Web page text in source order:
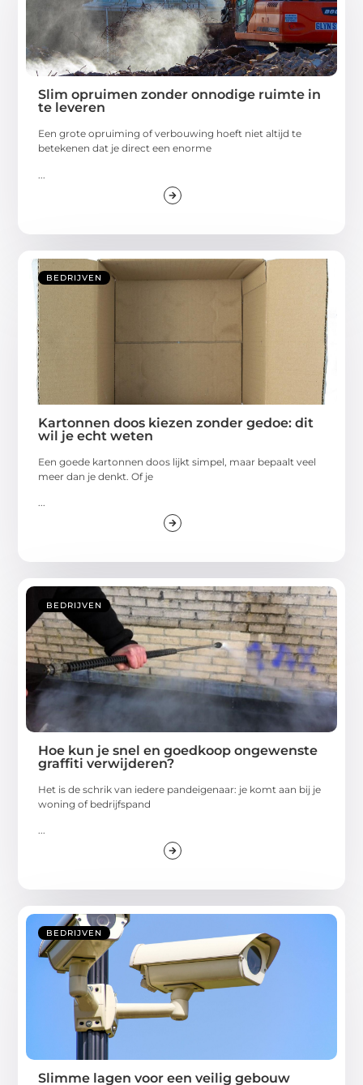
Slim opruimen zonder onnodige ruimte in
te leveren
Een grote opruiming of verbouwing hoeft niet altijd te
betekenen dat je direct een enorme
BEDRIJVEN
Kartonnen doos kiezen zonder gedoe: dit
wil je echt weten
Een goede kartonnen doos lijkt simpel, maar bepaalt veel
meer dan je denkt. Of je
BEDRIJVEN
Hoe kun je snel en goedkoop ongewenste
graffiti verwijderen?
Het is de schrik van iedere pandeigenaar: je komt aan bij je
woning of bedrijfspand
...
BEDRIJVEN
Slimme lagen voor een veilig gebouw